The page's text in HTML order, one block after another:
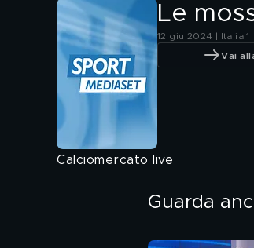
Le
12 giu 2024 | Italia 1
Vai
Calciomercato live
Guarda